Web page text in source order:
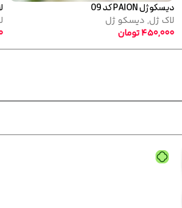
لاک ژل نرمال پایون کد 123